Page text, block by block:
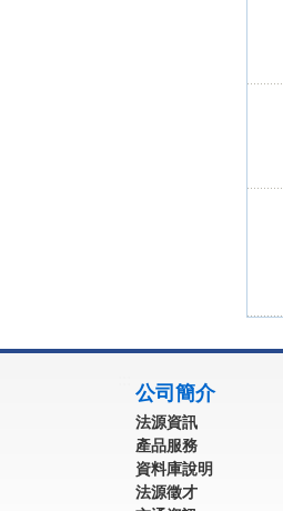
公司簡介
法源資訊
產品服務
資料庫說明
法源徵才